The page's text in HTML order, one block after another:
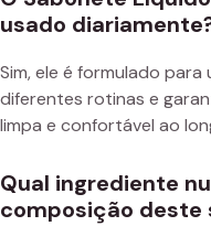
usado
Sim, ele é formulado
diferentes rotinas e
limpa e confortável ao
Qual ingrediente
composição deste